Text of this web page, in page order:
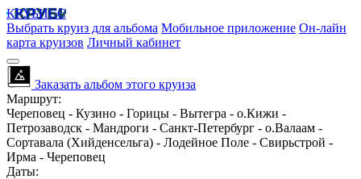
КРУБИСС
Выбрать круиз для альбома Мобильное приложение Он-лайн
карта круизов Личный кабинет
Заказать альбом этого круиза
Маршрут:
Череповец - Кузино - Горицы - Вытегра - о.Кижи -
Петрозаводск - Мандроги - Санкт-Петербург - о.Валаам -
Сортавала (Хийденсельга) - Лодейное Поле - Свирьстрой -
Ирма - Череповец
Даты: